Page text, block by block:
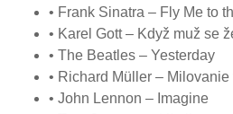
• Frank Sinatra – Fly Me to
• Karel Gott – Když muž se
• The Beatles – Yesterday
• Richard Müller – Milovanie
• John Lennon – Imagine